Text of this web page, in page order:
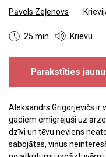
Pāvels Zeļenovs
25 min Krievu
Parakstīties
Aleksandrs Grigorjevičs ir
gadiem emigrējuši uz
dzīvi un tēvu neviens
sabojātas, viņus